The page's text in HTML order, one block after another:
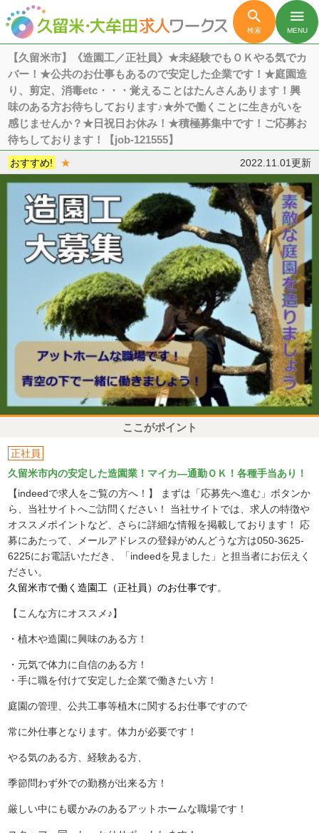

検索
menu
MENU
【久留米市】《造園工／正社員》★未経験でもＯＫやる気でカ
バー！★公共のお仕事もあるので安定した企業です！★庭園造
り、剪定、消毒etc・・・覚えることはたんさんあります！興
味のある方お待ちしております♪★外で働くことに生きがいを
感じませんか？★日祝日お休み！★積極募集中です！ご応募お
待ちしております！【job-121555】
おすすめ! ★ 2022.11.01更新
ここがポイント
正社員
久留米市内の安定した造園業！マイカ―通勤ＯＫ！各種手当あり！
【indeedで求人をご覧の方へ！】 まずは「応募先へ進む」ボタンか
ら、当社サイトへご訪問ください！ 当社サイトでは、求人の特徴や
オススメポイントなど、さらに詳細な情報を掲載しております！ 応
募にあたって、メールアドレスの登録がめんどうな方は050-3625-
6225にお電話いただき、「indeedを見ました」と担当者にお伝えく
ださい。
久留米市で働く造園工（正社員）のお仕事です。
【こんな方にオススメ♪】
・植木や造園に興味のある方！
・元気で体力に自信のある方！
・手に職を付けて安定した企業で働きたい方！
庭園の管理、公共工事等植木に関するお仕事ですので
常に外仕事となります。体力が必要です！
やる気のある方、経験ある方、
季節問わず外での勤務が出来る方！
厳しい中にも暖かみのあるアットホームな職場です！